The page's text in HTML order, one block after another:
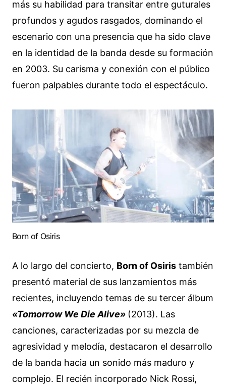
más su habilidad para transitar entre guturales
profundos y agudos rasgados, dominando el
escenario con una presencia que ha sido clave
en la identidad de la banda desde su formación
en 2003. Su carisma y conexión con el público
fueron palpables durante todo el espectáculo.
Born of Osiris
A lo largo del concierto, Born of Osiris también
presentó material de sus lanzamientos más
recientes, incluyendo temas de su tercer álbum
«Tomorrow We Die Alive» (2013). Las
canciones, caracterizadas por su mezcla de
agresividad y melodía, destacaron el desarrollo
de la banda hacia un sonido más maduro y
complejo. El recién incorporado Nick Rossi,